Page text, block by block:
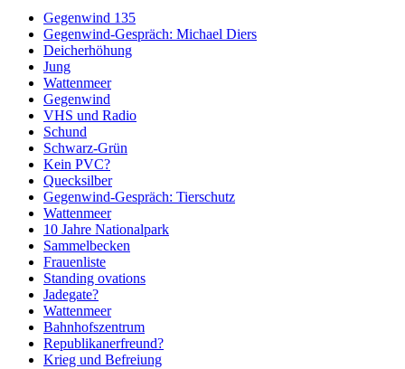
Gegenwind 135
Gegenwind-Gespräch: Michael Diers
Deicherhöhung
Jung
Wattenmeer
Gegenwind
VHS und Radio
Schund
Schwarz-Grün
Kein PVC?
Quecksilber
Gegenwind-Gespräch: Tierschutz
Wattenmeer
10 Jahre Nationalpark
Sammelbecken
Frauenliste
Standing ovations
Jadegate?
Wattenmeer
Bahnhofszentrum
Republikanerfreund?
Krieg und Befreiung